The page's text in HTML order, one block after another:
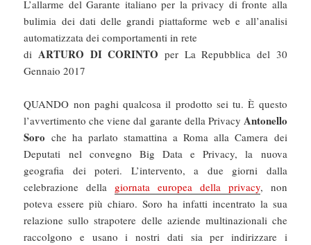
L’allarme del Garante italiano per la privacy di fronte alla
bulimia dei dati delle grandi piattaforme web e all’analisi
automatizzata dei comportamenti in rete
diARTURO DI CORINTO per La Repubblica del 30
Gennaio 2017
QUANDO non paghi qualcosa il prodotto sei tu. È questo
l’avvertimento che viene dal garante della Privacy Antonello
Soro che ha parlato stamattina a Roma alla Camera dei
Deputati nel convegno Big Data e Privacy, la nuova
geografia dei poteri. L’intervento, a due giorni dalla
celebrazione della giornata europea della privacy, non
poteva essere più chiaro. Soro ha infatti incentrato la sua
relazione sullo strapotere delle aziende multinazionali che
raccolgono e usano i nostri dati sia per indirizzare i